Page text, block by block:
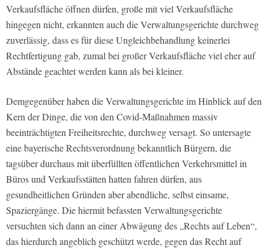
Verkaufsfläche öffnen dürfen, große mit viel Verkaufsfläche
hingegen nicht, erkannten auch die Verwaltungsgerichte durchweg
zuverlässig, dass es für diese Ungleichbehandlung keinerlei
Rechtfertigung gab, zumal bei großer Verkaufsfläche viel eher auf
Abstände geachtet werden kann als bei kleiner.
Demgegenüber haben die Verwaltungsgerichte im Hinblick auf den
Kern der Dinge, die von den Covid-Maßnahmen massiv
beeinträchtigten Freiheitsrechte, durchweg versagt. So untersagte
eine bayerische Rechtsverordnung bekanntlich Bürgern, die
tagsüber durchaus mit überfüllten öffentlichen Verkehrsmittel in
Büros und Verkaufsstätten hatten fahren dürfen, aus
gesundheitlichen Gründen aber abendliche, selbst einsame,
Spaziergänge. Die hiermit befassten Verwaltungsgerichte
versuchten sich dann an einer Abwägung des „Rechts auf Leben“,
das hierdurch angeblich geschützt werde, gegen das Recht auf